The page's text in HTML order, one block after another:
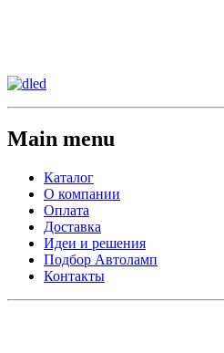
Main menu
Каталог
О компании
Оплата
Доставка
Идеи и решения
Подбор Автоламп
Контакты